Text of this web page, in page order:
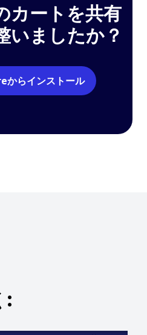
カートを共有
いましたか？
からインストール
: